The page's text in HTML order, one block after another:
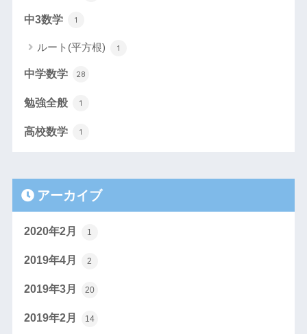
中3数学 1
ルート(平方根) 1
中学数学 28
勉強全般 1
高校数学 1
アーカイブ
2020年2月 1
2019年4月 2
2019年3月 20
2019年2月 14